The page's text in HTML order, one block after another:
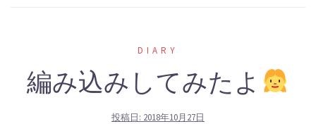
DIARY
編み込みしてみたよ
投稿日: 2018年10月27日